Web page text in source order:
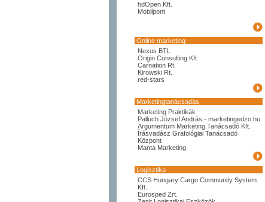
hdOpen Kft.
Mobilpont
Online marketing
Nexus BTL
Origin Consulting Kft.
Carnation Rt.
Kirowski Rt.
red-stars
Marketingtanácsadás
Marketing Praktikák
Palluch József András - marketingedzo.hu
Argumentum Marketing Tanácsadó Kft.
Írásvadász Grafológiai Tanácsadó
Központ
Manta Marketing
Logisztika
CCS Hungary Cargo Community System
Kft.
Eurosped Zrt.